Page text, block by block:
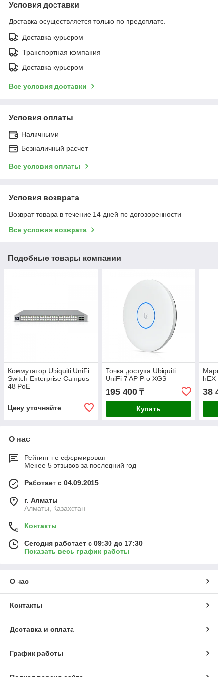
Условия доставки
Доставка осуществляется только по предоплате.
Доставка курьером
Транспортная компания
Доставка курьером
Все условия доставки
Условия оплаты
Наличными
Безналичный расчет
Все условия оплаты
Условия возврата
Возврат товара в течение 14 дней по договоренности
Все условия возврата
Подобные товары компании
Коммутатор Ubiquiti UniFi
Switch Enterprise Campus
48 PoE
Цену уточняйте
Точка доступа Ubiquiti
UniFi 7 AP Pro XGS
195 400₸
Купить
hEX
38
О нас
Рейтинг не сформирован
Менее 5 отзывов за последний год
Работает с 04.09.2015
г. Алматы
Алматы, Казахстан
Контакты
Сегодня работает с 09:30 до 17:30
Показать весь график работы
О нас
Контакты
Доставка и оплата
График работы